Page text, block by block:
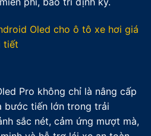
Oled cho ô tô xe hơi giá
tiết
Pro không chỉ là nâng cấp
bước tiến lớn trong trải
sắc nét, cảm ứng mượt mà,